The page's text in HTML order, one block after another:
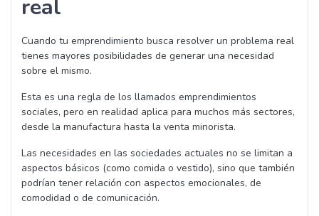
real
Cuando tu emprendimiento busca resolver un problema real
tienes mayores posibilidades de generar una necesidad
sobre el mismo.
Esta es una regla de los llamados emprendimientos
sociales, pero en realidad aplica para muchos más sectores,
desde la manufactura hasta la venta minorista.
Las necesidades en las sociedades actuales no se limitan a
aspectos básicos (como comida o vestido), sino que también
podrían tener relación con aspectos emocionales, de
comodidad o de comunicación.